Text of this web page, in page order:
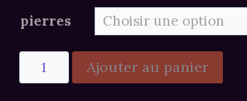
pierres
quantité
de
Ajouter au panier